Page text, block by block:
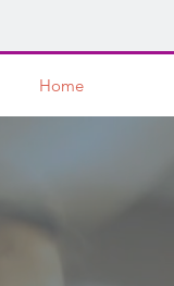
Home